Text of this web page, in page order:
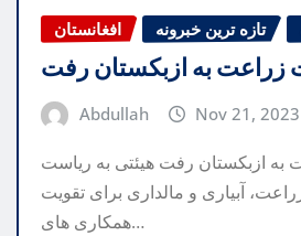
افغانستان تازه ترین خبرونه
زراعت به ازبکستان رفت
Abdullah Nov 21, 2023
به ازبکستان رفت هیئتی به ریاست
آبیاری و مالداری برای تقویت
همکاری های…